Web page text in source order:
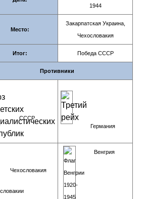
1944
Место:
Закарпатская Украина,
Чехословакия
Итог: Победа СССР
Противники
СССР
Германия
Чехословакия
Венгрия